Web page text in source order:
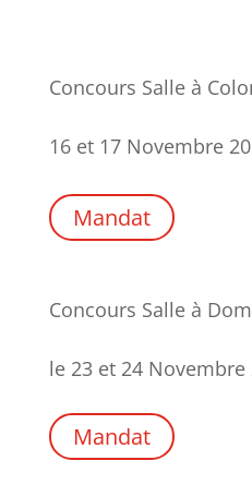
Concours Salle à
16 et 17 Novembre
Mandat
Concours Salle à
le 23 et 24 Novembre
Mandat